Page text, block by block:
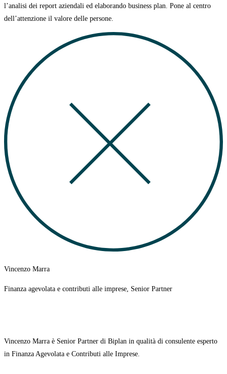
l’analisi dei report aziendali ed elaborando business plan. Pone al centro
dell’attenzione il valore delle persone.
Vincenzo Marra
Finanza agevolata e contributi alle imprese, Senior Partner
Vincenzo Marra è Senior Partner di Biplan in qualità di consulente esperto
in Finanza Agevolata e Contributi alle Imprese.